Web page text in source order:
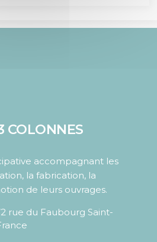
COLONNES
accompagnant les
la fabrication, la
de leurs ouvrages.
rue du Faubourg Saint-